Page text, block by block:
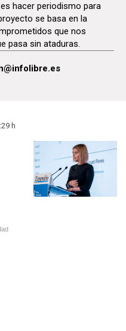
hacer periodismo para
se basa en la
que nos
pasa sin ataduras.
h